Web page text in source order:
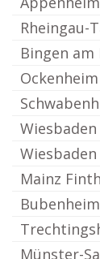
Rheingau-
Bingen am
Mainz
Münster-